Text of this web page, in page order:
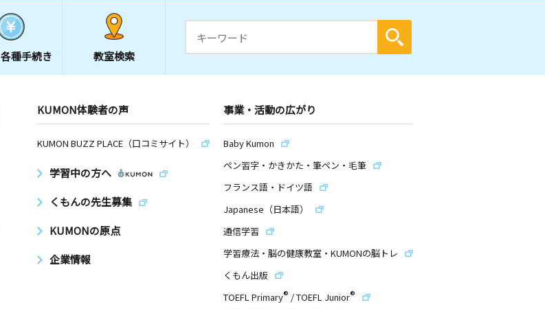
各種手続き 教室検索
KUMON体験者の声
KUMON BUZZ PLACE（口コミサイト）
学習中の方へ
くもんの先生募集
KUMONの原点
企業情報
事業・活動の広がり
Baby Kumon
ペン習字・かきかた・筆ペン・毛筆
フランス語・ドイツ語
Japanese（日本語）
通信学習
学習療法・脳の健康教室・KUMONの脳トレ
くもん出版
TOEFL Primary® /TOEFL Junior®